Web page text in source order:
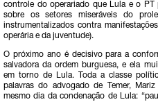
controle do operariado que Lula e o PT
sobre os setores miseráveis do
instrumentalizados contra
operária e da juventude).
O próximo ano é decisivo para a
salvadora da ordem burguesa, e ela
em torno de Lula. Toda a classe
palavras do advogado de Temer,
mesmo dia da condenação de Lula: